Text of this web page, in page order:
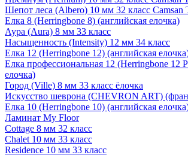
Шепот леса (Albero) 10 мм 32 класс Camsan
Елка 8 (Herringbone 8) (английская елочка)
Аура (Aura) 8 мм 33 класс
Насыщенность (Intensity) 12 мм 34 класс
Елка 12 (Herringbone 12) (английская
Елка профессиональная 12 (Herringbone 12
елочка)
Город (Ville) 8 мм 33 класс ёлочка
Искусство шеврона (CHEVRON ART)
Елка 10 (Herringbone 10) (английская
Ламинат My Floor
Cottage 8 мм 32 класс
Chalet 10 мм 33 класс
Residence 10 мм 33 класс